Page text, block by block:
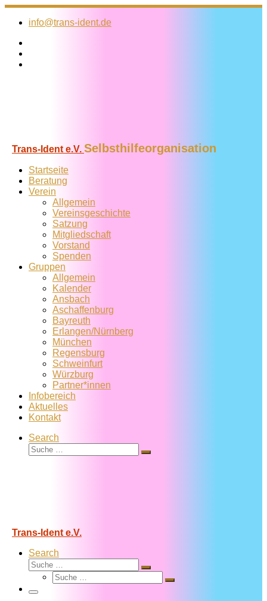
Zum
Inhalt
info@trans-ident.de
Trans-Ident e.V. Selbsthilfeorganisation
Startseite
Beratung
Verein
Allgemein
Vereins­geschichte
Satzung
Mitglied­schaft
Vorstand
Spenden
Gruppen
Allgemein
Kalender
Ansbach
Aschaffenburg
Bayreuth
Erlangen/Nürnberg
München
Regensburg
Schweinfurt
Würzburg
Partner*innen
Infobereich
Aktuelles
Kontakt
Search
Suche
Suche
Trans-Ident e.V.
Search
Suche
Suche
Suche
Suche
Menü